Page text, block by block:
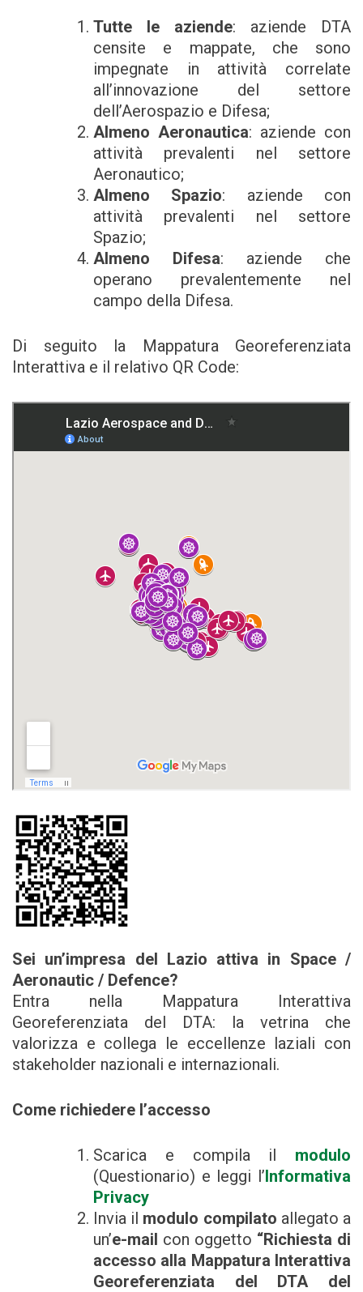
Tutte le aziende: aziende DTA
censite e mappate, che sono
impegnate in attività correlate
all’innovazione del settore
dell’Aerospazio e Difesa;
Almeno Aeronautica: aziende con
attività prevalenti nel settore
Aeronautico;
Almeno Spazio: aziende con
attività prevalenti nel settore
Spazio;
Almeno Difesa: aziende che
operano prevalentemente nel
campo della Difesa.
Di seguito la Mappatura Georeferenziata
Interattiva e il relativo QR Code:
Sei un’impresa del Lazio attiva in Space /
Aeronautic / Defence?
Entra nella Mappatura Interattiva
Georeferenziata del DTA: la vetrina che
valorizza e collega le eccellenze laziali con
stakeholder nazionali e internazionali.
Come richiedere l’accesso
Scarica e compila il modulo
(Questionario) e leggi l’Informativa
Privacy
Invia il modulo compilato allegato a
un’e-mail con oggetto “Richiesta di
accesso alla Mappatura Interattiva
Georeferenziata del DTA del